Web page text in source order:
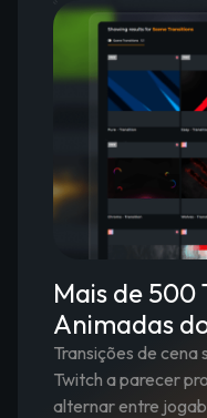
Mais de 500
Animadas
Transições de cena
Twitch a parecer
alternar entre